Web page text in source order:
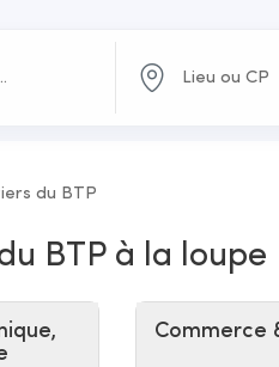
du BTP
BTP à la loupe
Commerce